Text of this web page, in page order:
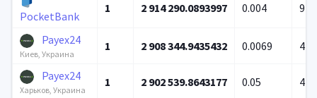
PocketBank
1 2 914 290.0893997 0.004
Payex24
Киев, Украина
1 2 908 344.9435432 0.0069 4
Payex24
Харьков, Украина
1 2 902 539.8643177 0.05 4